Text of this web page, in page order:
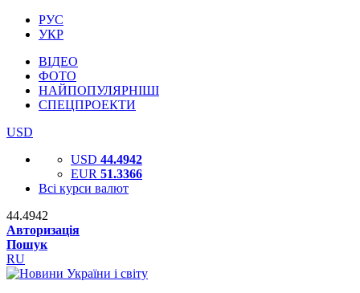
РУС
УКР
ВІДЕО
ФОТО
НАЙПОПУЛЯРНІШІ
СПЕЦПРОЕКТИ
USD
USD 44.4942
EUR 51.3366
Всі курси валют
44.4942
Авторизація
Пошук
RU